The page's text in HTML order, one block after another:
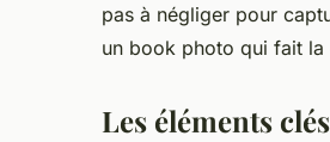
pas à négliger pour
un book photo qui fait la
Les éléments